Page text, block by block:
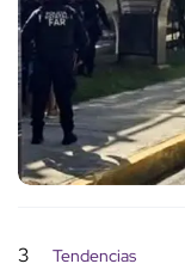
3 Tendencias